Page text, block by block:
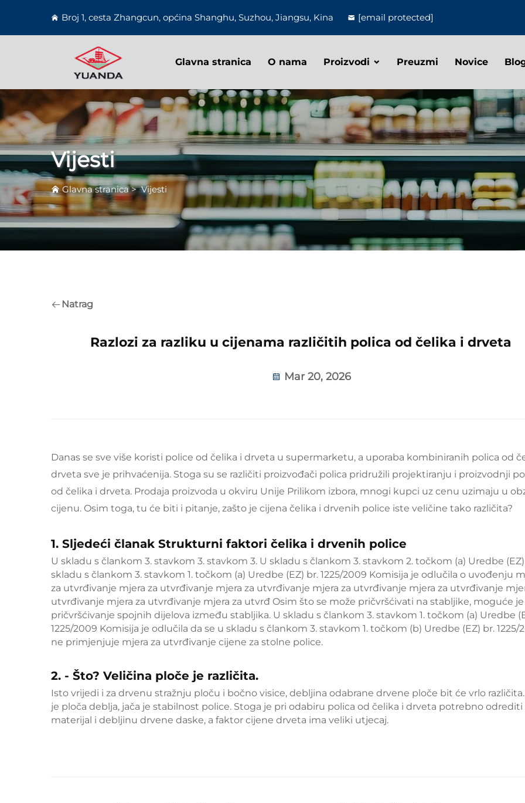
Broj 1, cesta Zhangcun, općina Shanghu, Suzhou, Jiangsu, Kina [email protected]
Glavna stranica O nama Proizvodi Preuzmi Novice
Vijesti
Glavna stranica>Vijesti
Natrag
Razlozi za razliku u cijenama različitih polica od čelika i drveta
Mar 20, 2026
Danas se sve više koristi police od čelika i drveta u supermarketu, a uporaba kombiniranih polica od
drveta sve je prihvaćenija. Stoga su se različiti proizvođači polica pridružili projektiranju i proizvodnji
od čelika i drveta. Prodaja proizvoda u okviru Unije Prilikom izbora, mnogi kupci uz cenu uzimaju u
cijenu. Osim toga, tu će biti i pitanje, zašto je cijena čelika i drvenih police iste veličine tako različita?
1. Sljedeći članak Strukturni faktori čelika i drvenih police
U skladu s člankom 3. stavkom 3. stavkom 3. U skladu s člankom 3. stavkom 2. točkom (a) Uredbe
skladu s člankom 3. stavkom 1. točkom (a) Uredbe (EZ) br. 1225/2009 Komisija je odlučila o uvođenju
za utvrđivanje mjera za utvrđivanje mjera za utvrđivanje mjera za utvrđivanje mjera za utvrđivanje
utvrđivanje mjera za utvrđivanje mjera za utvrđ Osim što se može pričvršćivati na stabljike, moguće
pričvršćivanje spojnih dijelova između stabljika. U skladu s člankom 3. stavkom 1. točkom (a) Uredbe
1225/2009 Komisija je odlučila da se u skladu s člankom 3. stavkom 1. točkom (b) Uredbe (EZ) br. 1225/
ne primjenjuje mjera za utvrđivanje cijene za stolne police.
2. - Što? Veličina ploče je različita.
Isto vrijedi i za drvenu stražnju ploču i bočno visice, debljina odabrane drvene ploče bit će vrlo
je ploča deblja, jača je stabilnost police. Stoga je pri odabiru polica od čelika i drveta potrebno odrediti
materijal i debljinu drvene daske, a faktor cijene drveta ima veliki utjecaj.